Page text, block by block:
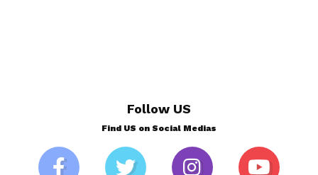
Follow US
Find US on Social Medias